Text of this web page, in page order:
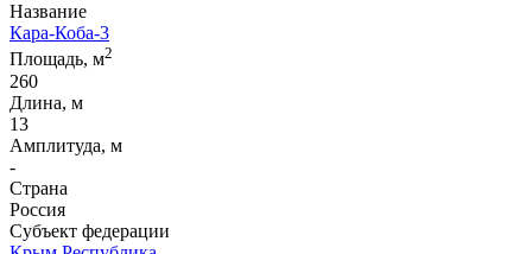
Название
Кара-Коба-3
Площадь, м2
260
Длина, м
13
Амплитуда, м
-
Страна
Россия
Субъект федерации